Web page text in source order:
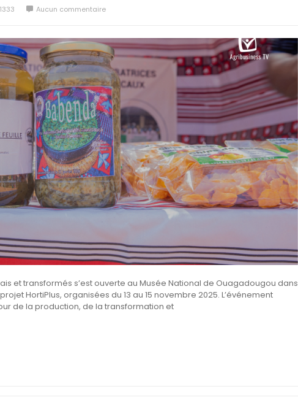
1333 Aucun commentaire
et transformés s’est ouverte au Musée National de Ouagadougou dans
HortiPlus, organisées du 13 au 15 novembre 2025. L’événement
de la production, de la transformation et